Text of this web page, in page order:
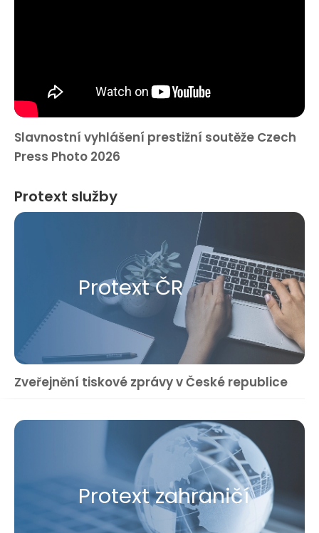
Slavnostní vyhlášení prestižní soutěže Czech
Press Photo 2026
Protext služby
Protext ČR
Zveřejnění tiskové zprávy v České republice
Protext zahraničí